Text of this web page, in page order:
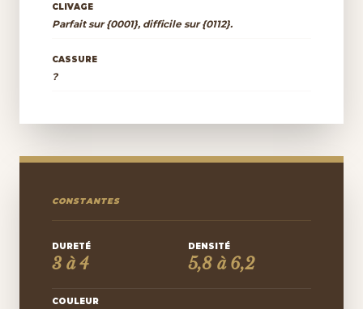
CLIVAGE
Parfait sur {0001}, difficile sur {0112}.
CASSURE
?
CONSTANTES
DURETÉ
3 à 4
DENSITÉ
5,8 à 6,2
COULEUR